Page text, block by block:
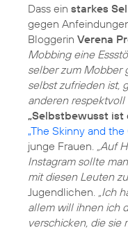
Dass ein starkes
gegen
Bloggerin Verena
Mobbing eine
selber zum Mobber
selbst zufrieden ist,
anderen respektvoll
„Selbstbewusst ist
„The Skinny and
junge Frauen.
„Auf
Instagram sollte
mit diesen Leuten
Jugendlichen.
„Ich
allem will ihnen ich
verschicken, die sie